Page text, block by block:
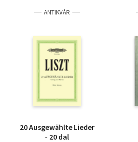
ANTIKVÁR
20 Ausgewählte Lieder
- 20 dal